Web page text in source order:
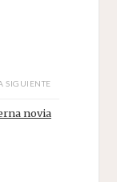
SIGUIENTE
novia